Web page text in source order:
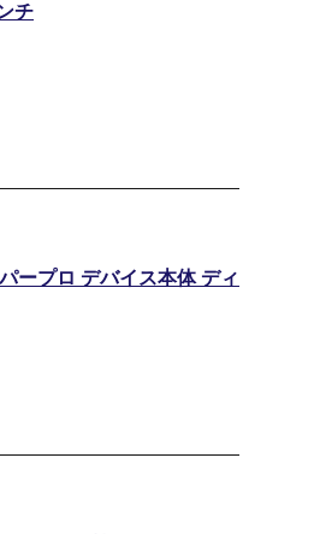
チ
ープロ デバイス本体 ディ